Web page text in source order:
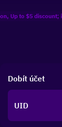
discount;
Dobít účet
UID